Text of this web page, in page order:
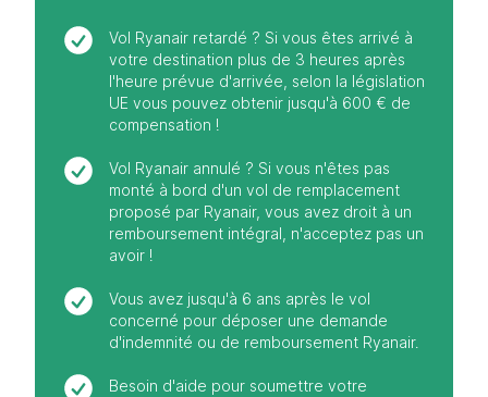
Vol Ryanair retardé ? Si vous êtes arrivé à
votre destination plus de 3 heures après
l'heure prévue d'arrivée, selon la législation
UE vous pouvez obtenir jusqu'à 600 € de
compensation !
Vol Ryanair annulé ? Si vous n'êtes pas
monté à bord d'un vol de remplacement
proposé par Ryanair, vous avez droit à un
remboursement intégral, n'acceptez pas un
avoir !
Vous avez jusqu'à 6 ans après le vol
concerné pour déposer une demande
d'indemnité ou de remboursement Ryanair.
Besoin d'aide pour soumettre votre